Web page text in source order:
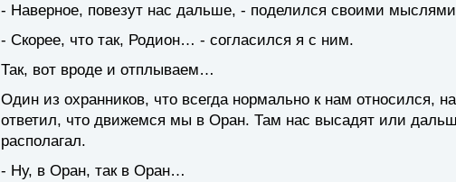
- Наверное, повезут нас дальше, - поделился своими
- Скорее, что так, Родион… - согласился я с ним.
Так, вот вроде и отплываем…
Один из охранников, что всегда нормально к нам относился,
ответил, что движемся мы в Оран. Там нас высадят или
располагал.
- Ну, в Оран, так в Оран…